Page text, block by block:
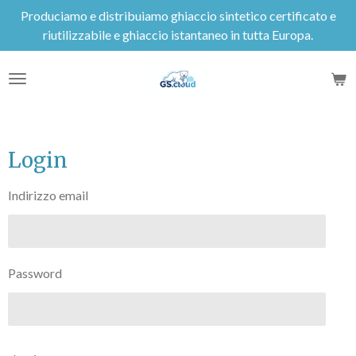
Vai
contenuto
principale
Produciamo e distribuiamo ghiaccio sintetico certificato e
riutilizzabile e ghiaccio istantaneo in tutta Europa.
Login
Indirizzo email
Password